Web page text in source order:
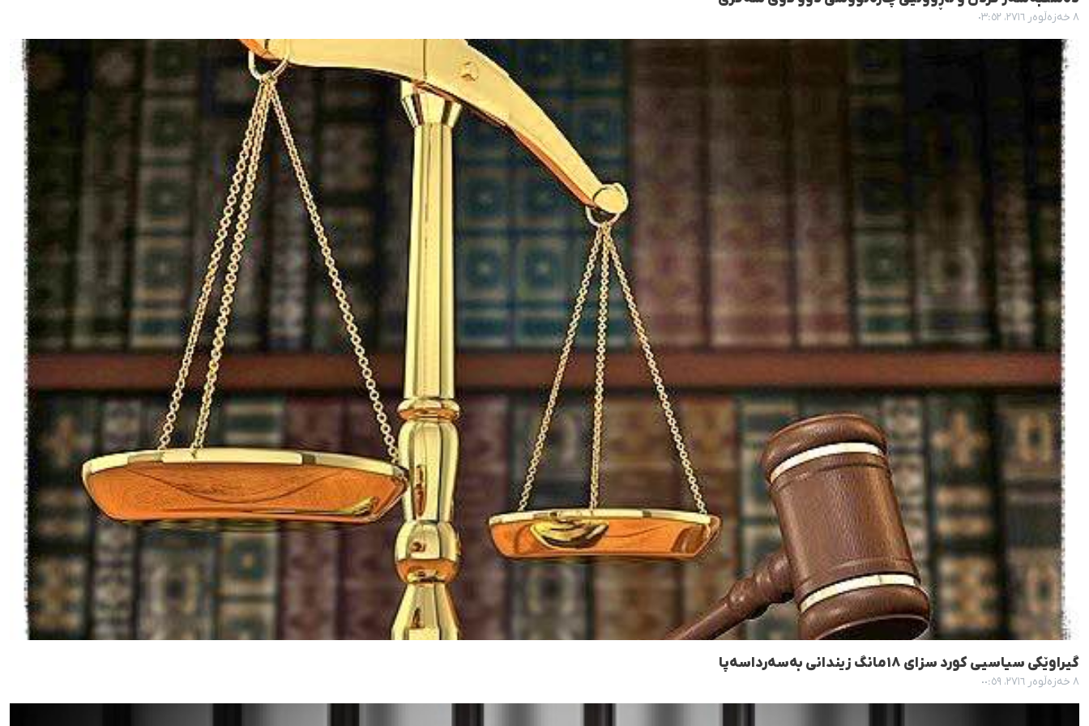
٨ خەزەڵوەر ٢٧١٦، ٠٣:٥٢
گیراوێکی سیاسیی کورد سزای ١٨مانگ زیندانی بەسەرداسەپا
٨ خەزەڵوەر ٢٧١٦، ٠٠:٥٩